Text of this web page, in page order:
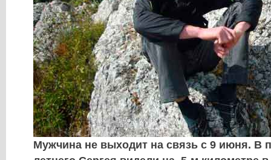
Мужчина не выходит на связь с 9 июня. В